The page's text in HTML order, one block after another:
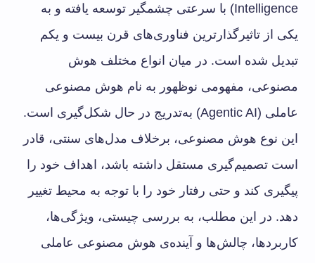
Intelligence) با سرعتی چشمگیر توسعه یافته و به
یکی از تاثیرگذارترین فناوری‌های قرن بیست و یکم
تبدیل شده است. در میان انواع مختلف هوش
مصنوعی، مفهومی نوظهور به نام هوش مصنوعی
عاملی (Agentic AI) به‌تدریج در حال شکل‌گیری است.
این نوع هوش مصنوعی، برخلاف مدل‌های سنتی، قادر
است تصمیم‌گیری مستقل داشته باشد، اهداف خود را
پیگیری کند و حتی رفتار خود را با توجه به محیط تغییر
دهد. در این مطلب، به بررسی چیستی، ویژگی‌ها،
کاربردها، چالش‌ها و آینده‌ی هوش مصنوعی عاملی